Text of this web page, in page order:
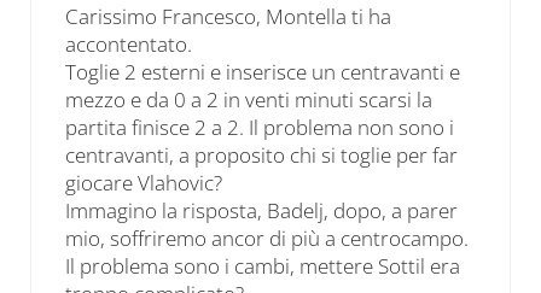
Carissimo Francesco, Montella ti ha
accontentato.
Toglie 2 esterni e inserisce un centravanti e
mezzo e da 0 a 2 in venti minuti scarsi la
partita finisce 2 a 2. Il problema non sono i
centravanti, a proposito chi si toglie per far
giocare Vlahovic?
Immagino la risposta, Badelj, dopo, a parer
mio, soffriremo ancor di più a centrocampo.
Il problema sono i cambi, mettere Sottil era